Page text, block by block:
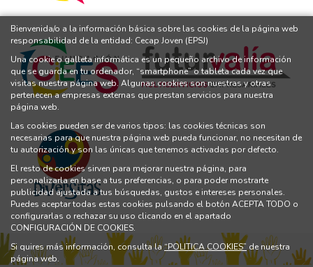
Bienvenida/o a la información básica sobre las cookies de la página web
responsabilidad de la entidad: Cecap Joven (EPSJ)
Una cookie o galleta informática es un pequeño archivo de información
que se guarda en tu ordenador, “smartphone” o tableta cada vez que
visitas nuestra página web. Algunas cookies son nuestras y otras
pertenecen a empresas externas que prestan servicios para nuestra
página web.
Las cookies pueden ser de varios tipos: las cookies técnicas son
necesarias para que nuestra página web pueda funcionar, no necesitan de
tu autorización y son las únicas que tenemos activadas por defecto.
El resto de cookies sirven para mejorar nuestra página, para
personalizarla en base a tus preferencias, o para poder mostrarte
publicidad ajustada a tus búsquedas, gustos e intereses personales.
Puedes aceptar todas estas cookies pulsando el botón ACEPTA TODO o
configurarlas o rechazar su uso clicando en el apartado
CONFIGURACIÓN DE COOKIES.
Si quires más información, consulta la“POLITICA COOKIES” de nuestra
página web.